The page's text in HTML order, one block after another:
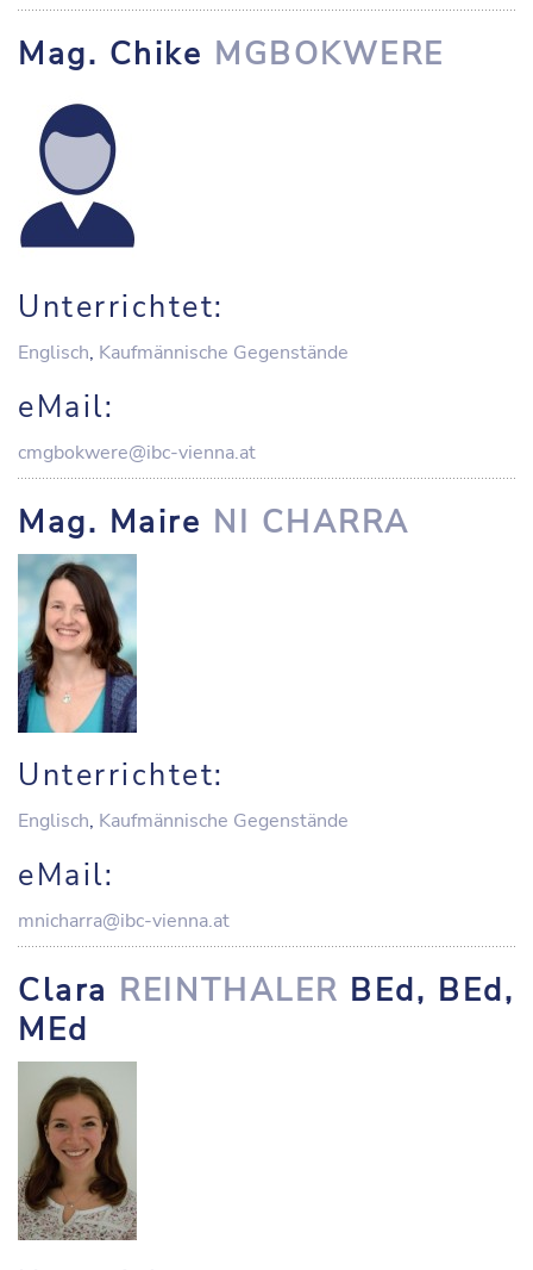
Mag. Chike MGBOKWERE
Unterrichtet:
Englisch, Kaufmännische Gegenstände
eMail:
cmgbokwere@ibc-vienna.at
Mag. Maire NI CHARRA
Unterrichtet:
Englisch, Kaufmännische Gegenstände
eMail:
mnicharra@ibc-vienna.at
Clara REINTHALER BEd, BEd,
MEd